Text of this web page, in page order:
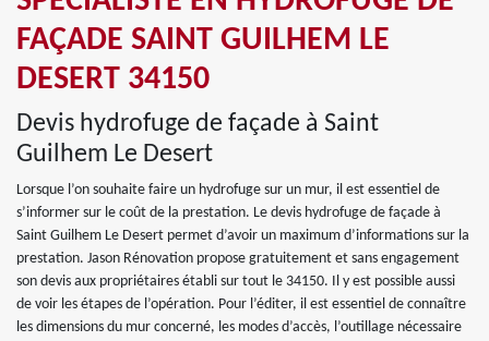
FAÇADE SAINT GUILHEM LE
DESERT 34150
Devis hydrofuge de façade à Saint
Guilhem Le Desert
Lorsque l’on souhaite faire un hydrofuge sur un mur, il est essentiel de
s’informer sur le coût de la prestation. Le devis hydrofuge de façade à
Saint Guilhem Le Desert permet d’avoir un maximum d’informations sur la
prestation. Jason Rénovation propose gratuitement et sans engagement
son devis aux propriétaires établi sur tout le 34150. Il y est possible aussi
de voir les étapes de l’opération. Pour l’éditer, il est essentiel de connaître
les dimensions du mur concerné, les modes d’accès, l’outillage nécessaire